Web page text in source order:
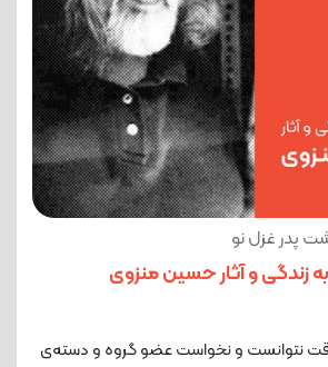
پدر غزل نو
زندگی و آثار حسین منزوی
نتوانست و نخواست عضو گروه و دسته‌ی